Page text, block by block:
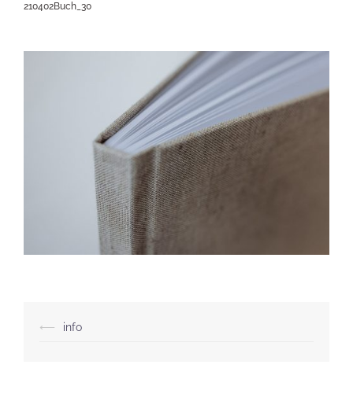
210402Buch_30
Beitragsnavigation
⟵ info